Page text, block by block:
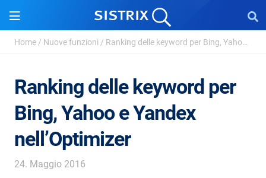
Home / Nuove funzioni / Ranking delle keyword per Bing, Yahoo e Yandex nel...
Ranking delle keyword per
Bing, Yahoo e Yandex
nell’Optimizer
24. Maggio 2016